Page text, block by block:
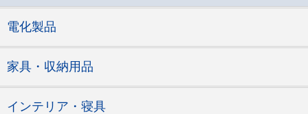
電化製品
家具・収納用品
インテリア・寝具